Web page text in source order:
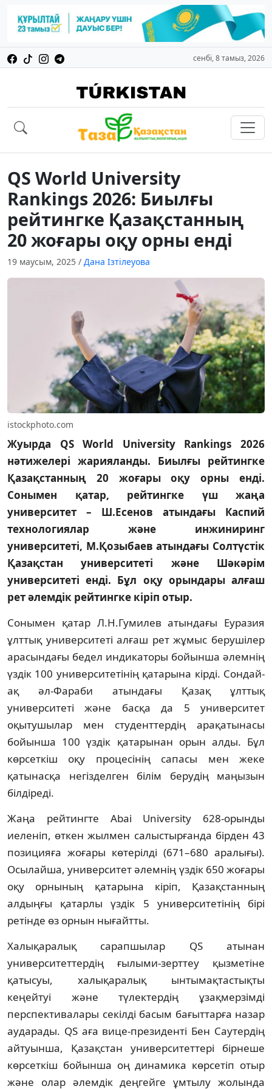
сенбі, 8 тамыз, 2026
QS World University
Rankings 2026: Биылғы
рейтингке Қазақстанның
20 жоғары оқу орны енді
19 маусым, 2025 / Дана Ізтілеуова
istockphoto.com
Жуырда QS World University Rankings 2026
нәтижелері жарияланды. Биылғы рейтингке
Қазақстанның 20 жоғары оқу орны енді.
Сонымен қатар, рейтингке үш жаңа
университет – Ш.Есенов атындағы Каспий
технологиялар және инжиниринг
университеті, М.Қозыбаев атындағы Солтүстік
Қазақстан университеті және Шәкәрім
университеті енді. Бұл оқу орындары алғаш
рет әлемдік рейтингке кіріп отыр.
Сонымен қатар Л.Н.Гумилев атындағы Еуразия
ұлттық университеті алғаш рет жұмыс берушілер
арасындағы бедел индикаторы бойынша әлемнің
үздік 100 университетінің қатарына кірді. Сондай-
ақ әл-Фараби атындағы Қазақ ұлттық
университеті және басқа да 5 университет
оқытушылар мен студенттердің арақатынасы
бойынша 100 үздік қатарынан орын алды. Бұл
көрсеткіш оқу процесінің сапасы мен жеке
қатынасқа негізделген білім берудің маңызын
білдіреді.
Жаңа рейтингте Abai University 628-орынды
иеленіп, өткен жылмен салыстырғанда бірден 43
позицияға жоғары көтерілді (671–680 аралығы).
Осылайша, университет әлемнің үздік 650 жоғары
оқу орнының қатарына кіріп, Қазақстанның
алдыңғы қатарлы үздік 5 университетінің бірі
ретінде өз орнын нығайтты.
Халықаралық сарапшылар QS атынан
университеттердің ғылыми-зерттеу қызметіне
қатысуы, халықаралық ынтымақтастықты
кеңейтуі және түлектердің ұзақмерзімді
перспективалары секілді басым бағыттарға назар
аударады. QS аға вице-президенті Бен Саутердің
айтуынша, Қазақстан университеттері бірнеше
көрсеткіш бойынша оң динамика көрсетіп отыр
және олар әлемдік деңгейге ұмтылу жолында